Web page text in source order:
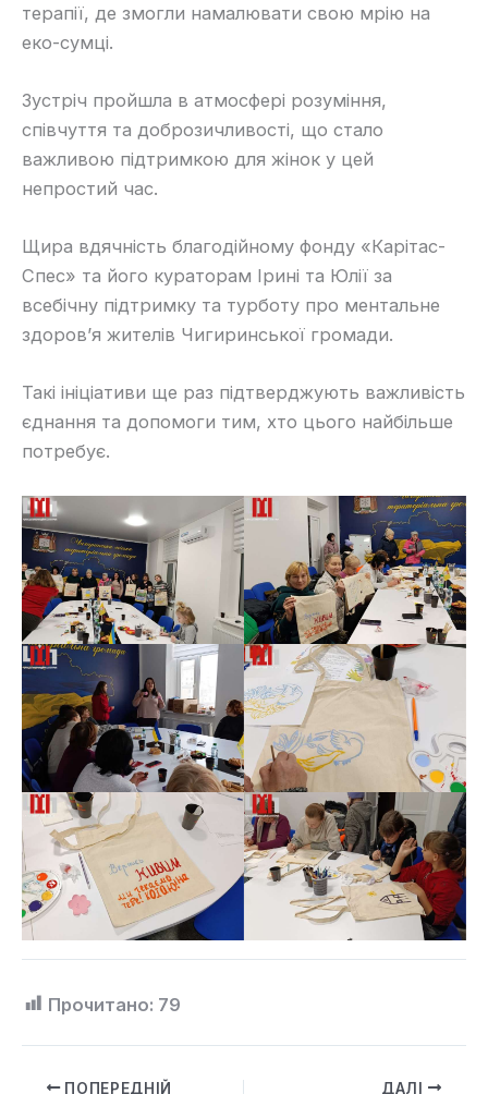
терапії, де змогли намалювати свою мрію на
еко-сумці.
Зустріч пройшла в атмосфері розуміння,
співчуття та доброзичливості, що стало
важливою підтримкою для жінок у цей
непростий час.
Щира вдячність благодійному фонду «Карітас-
Спес» та його кураторам Ірині та Юлії за
всебічну підтримку та турботу про ментальне
здоров’я жителів Чигиринської громади.
Такі ініціативи ще раз підтверджують важливість
єднання та допомоги тим, хто цього найбільше
потребує.
Прочитано: 79
ПОПЕРЕДНІЙ ДАЛІ